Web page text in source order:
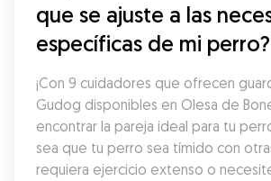
que se ajuste a las
específicas de mi perro?
¡Con 9 cuidadores que ofrecen
Gudog disponibles en Olesa de
encontrar la pareja ideal para tu
sea que tu perro sea tímido con
requiera ejercicio extenso o